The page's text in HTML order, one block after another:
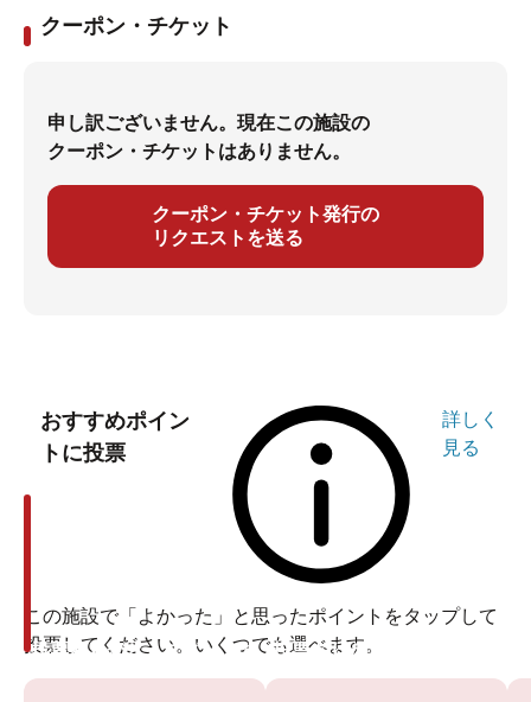
クーポン・チケット
申し訳ございません。現在この施設の
クーポン・チケットはありません。
クーポン・チケット発行の
リクエストを送る
おすすめポイン
トに投票
詳しく
見る
この施設で「よかった」と思ったポイントをタップして
投票してください。いくつでも選べます。
投票ありがとうございます 投票ありがとうございます